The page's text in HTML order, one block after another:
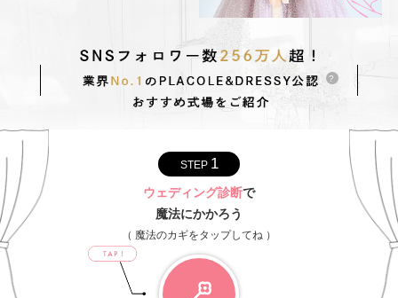
?
STEP 1
ウェディング診断で
魔法にかかろう
（ 魔法のカギをタップしてね ）